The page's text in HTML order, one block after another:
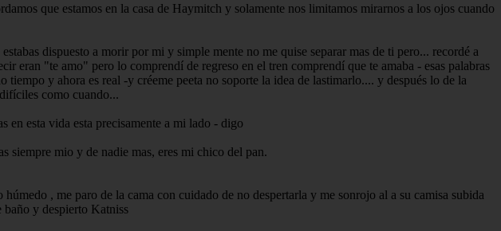
que estamos en la casa de Haymitch y solamente nos limitamos mirarnos a los ojos cuando
dispuesto a morir por mi y simple mente no me quise separar mas de ti pero... recordé a
eran "te amo" pero lo comprendí de regreso en el tren comprendí que te amaba - esas palabras
y ahora es real -y créeme peeta no soporte la idea de lastimarlo.... y después lo de la
como cuando...
en esta vida esta precisamente a mi lado - digo
siempre mio y de nadie mas, eres mi chico del pan.
, me paro de la cama con cuidado de no despertarla y me sonrojo al a su camisa subida
baño y despierto Katniss